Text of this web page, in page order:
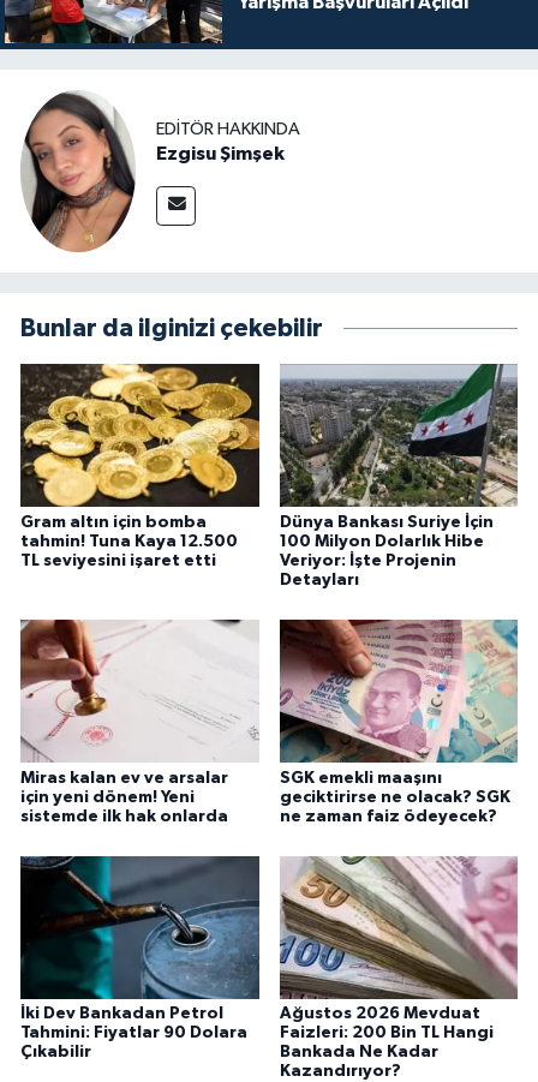
EDITÖR HAKKINDA
Ezgisu Şimşek
Bunlar da ilginizi çekebilir
Gram altın için bomba
tahmin! Tuna Kaya 12.500
TL seviyesini işaret etti
Dünya Bankası Suriye İçin
100 Milyon Dolarlık Hibe
Veriyor: İşte Projenin
Detayları
Miras kalan ev ve arsalar
için yeni dönem! Yeni
sistemde ilk hak onlarda
SGK emekli maaşını
geciktirirse ne olacak? SGK
ne zaman faiz ödeyecek?
İki Dev Bankadan Petrol
Tahmini: Fiyatlar 90 Dolara
Çıkabilir
Ağustos 2026 Mevduat
Faizleri: 200 Bin TL Hangi
Bankada Ne Kadar
Kazandırıyor?